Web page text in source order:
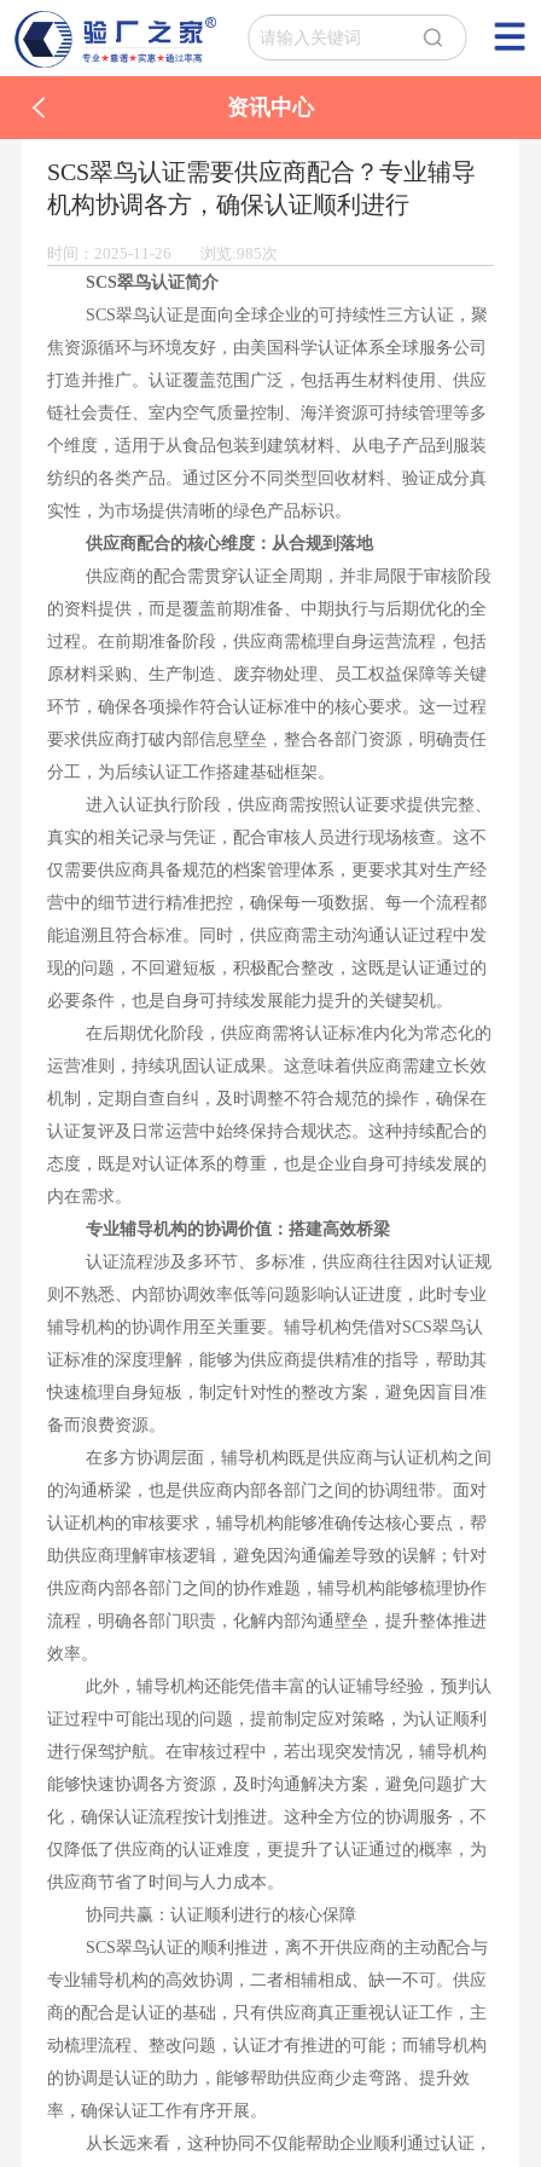
资讯中心
SCS翠鸟认证需要供应商配合？专业辅导
机构协调各方，确保认证顺利进行
时间：2025-11-26 浏览:985次
SCS翠鸟认证简介
SCS翠鸟认证是面向全球企业的可持续性三方认证，聚
焦资源循环与环境友好，由美国科学认证体系全球服务公司
打造并推广。认证覆盖范围广泛，包括再生材料使用、供应
链社会责任、室内空气质量控制、海洋资源可持续管理等多
个维度，适用于从食品包装到建筑材料、从电子产品到服装
纺织的各类产品。通过区分不同类型回收材料、验证成分真
实性，为市场提供清晰的绿色产品标识。
供应商配合的核心维度：从合规到落地
供应商的配合需贯穿认证全周期，并非局限于审核阶段
的资料提供，而是覆盖前期准备、中期执行与后期优化的全
过程。在前期准备阶段，供应商需梳理自身运营流程，包括
原材料采购、生产制造、废弃物处理、员工权益保障等关键
环节，确保各项操作符合认证标准中的核心要求。这一过程
要求供应商打破内部信息壁垒，整合各部门资源，明确责任
分工，为后续认证工作搭建基础框架。
进入认证执行阶段，供应商需按照认证要求提供完整、
真实的相关记录与凭证，配合审核人员进行现场核查。这不
仅需要供应商具备规范的档案管理体系，更要求其对生产经
营中的细节进行精准把控，确保每一项数据、每一个流程都
能追溯且符合标准。同时，供应商需主动沟通认证过程中发
现的问题，不回避短板，积极配合整改，这既是认证通过的
必要条件，也是自身可持续发展能力提升的关键契机。
在后期优化阶段，供应商需将认证标准内化为常态化的
运营准则，持续巩固认证成果。这意味着供应商需建立长效
机制，定期自查自纠，及时调整不符合规范的操作，确保在
认证复评及日常运营中始终保持合规状态。这种持续配合的
态度，既是对认证体系的尊重，也是企业自身可持续发展的
内在需求。
专业辅导机构的协调价值：搭建高效桥梁
认证流程涉及多环节、多标准，供应商往往因对认证规
则不熟悉、内部协调效率低等问题影响认证进度，此时专业
辅导机构的协调作用至关重要。辅导机构凭借对SCS翠鸟认
证标准的深度理解，能够为供应商提供精准的指导，帮助其
快速梳理自身短板，制定针对性的整改方案，避免因盲目准
备而浪费资源。
在多方协调层面，辅导机构既是供应商与认证机构之间
的沟通桥梁，也是供应商内部各部门之间的协调纽带。面对
认证机构的审核要求，辅导机构能够准确传达核心要点，帮
助供应商理解审核逻辑，避免因沟通偏差导致的误解；针对
供应商内部各部门之间的协作难题，辅导机构能够梳理协作
流程，明确各部门职责，化解内部沟通壁垒，提升整体推进
效率。
此外，辅导机构还能凭借丰富的认证辅导经验，预判认
证过程中可能出现的问题，提前制定应对策略，为认证顺利
进行保驾护航。在审核过程中，若出现突发情况，辅导机构
能够快速协调各方资源，及时沟通解决方案，避免问题扩大
化，确保认证流程按计划推进。这种全方位的协调服务，不
仅降低了供应商的认证难度，更提升了认证通过的概率，为
供应商节省了时间与人力成本。
协同共赢：认证顺利进行的核心保障
SCS翠鸟认证的顺利推进，离不开供应商的主动配合与
专业辅导机构的高效协调，二者相辅相成、缺一不可。供应
商的配合是认证的基础，只有供应商真正重视认证工作，主
动梳理流程、整改问题，认证才有推进的可能；而辅导机构
的协调是认证的助力，能够帮助供应商少走弯路、提升效
率，确保认证工作有序开展。
从长远来看，这种协同不仅能帮助企业顺利通过认证，